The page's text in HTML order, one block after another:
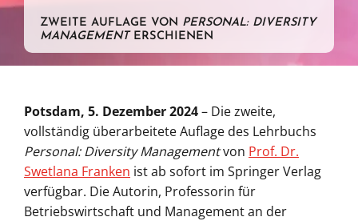
ZWEITE AUFLAGE VON PERSONAL: DIVERSITY
MANAGEMENT ERSCHIENEN
Potsdam, 5. Dezember 2024– Die zweite,
vollständig überarbeitete Auflage des Lehrbuchs
Personal: Diversity Managementvon Prof. Dr.
Swetlana Franken ist ab sofort im Springer Verlag
verfügbar. Die Autorin, Professorin für
Betriebswirtschaft und Management an der